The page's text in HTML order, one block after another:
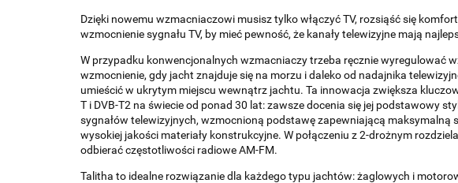
Dzięki nowemu wzmacniaczowi musisz tylko włączyć TV, rozsiąść się
wzmocnienie sygnału TV, by mieć pewność, że kanały telewizyjne mają
W przypadku konwencjonalnych wzmacniaczy trzeba ręcznie wyregulować
wzmocnienie, gdy jacht znajduje się na morzu i daleko od nadajnika
umieścić w ukrytym miejscu wewnątrz jachtu. Ta innowacja zwiększa
T i DVB-T2 na świecie od ponad 30 lat: zawsze docenia się jej podstawowy
sygnałów telewizyjnych, wzmocnioną podstawę zapewniającą
wysokiej jakości materiały konstrukcyjne. W połączeniu z 2-drożnym
odbierać częstotliwości radiowe AM-FM.
Talitha to idealne rozwiązanie dla każdego typu jachtów: żaglowych i